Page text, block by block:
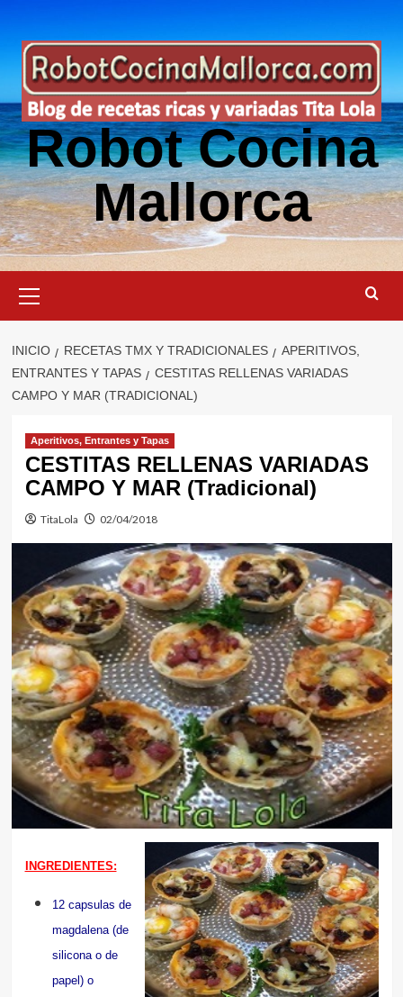
contenido
Robot Cocina
Mallorca
primario
INICIO RECETAS TMX Y TRADICIONALES
APERITIVOS,
ENTRANTES Y TAPAS
CESTITAS RELLENAS VARIADAS
CAMPO Y MAR (TRADICIONAL)
Aperitivos, Entrantes y Tapas
CESTITAS RELLENAS VARIADAS
CAMPO Y MAR (Tradicional)
TitaLola 02/04/2018
INGREDIENTES:
12 capsulas de
magdalena (de
silicona o de
papel) o